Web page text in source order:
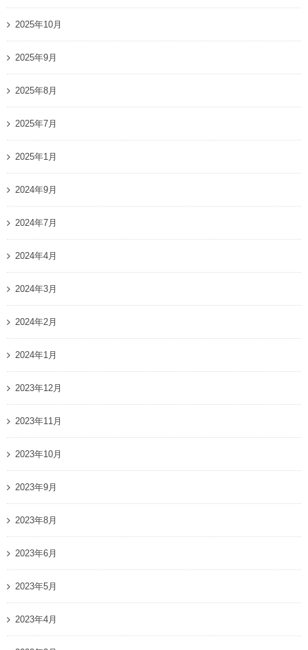
2025年10月
2025年9月
2025年8月
2025年7月
2025年1月
2024年9月
2024年7月
2024年4月
2024年3月
2024年2月
2024年1月
2023年12月
2023年11月
2023年10月
2023年9月
2023年8月
2023年6月
2023年5月
2023年4月